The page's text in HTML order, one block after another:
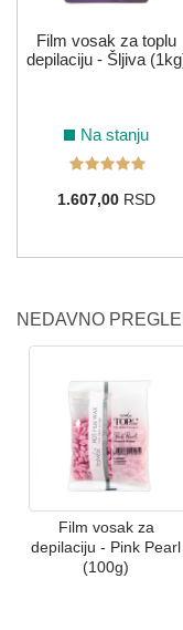
Film vosak za toplu
depilaciju - Šljiva
Na stanju
1.607,00RSD
NEDAVNO
Film vosak za
depilaciju - Pink Pearl
(100g)